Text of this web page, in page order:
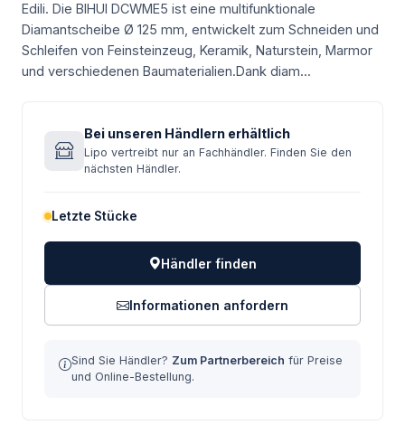
Edili. Die BIHUI DCWME5 ist eine multifunktionale
Diamantscheibe Ø 125 mm, entwickelt zum Schneiden und
Schleifen von Feinsteinzeug, Keramik, Naturstein, Marmor
und verschiedenen Baumaterialien.Dank diam...
Bei unseren Händlern erhältlich
Lipo vertreibt nur an Fachhändler. Finden Sie den
nächsten Händler.
Letzte Stücke
Händler finden
Informationen anfordern
Sind Sie Händler? Zum Partnerbereich für Preise
und Online-Bestellung.